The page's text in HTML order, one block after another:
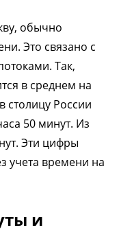
обычно
Это связано с
Так,
в среднем на
столицу России
50 минут. Из
Эти цифры
учета времени на
и